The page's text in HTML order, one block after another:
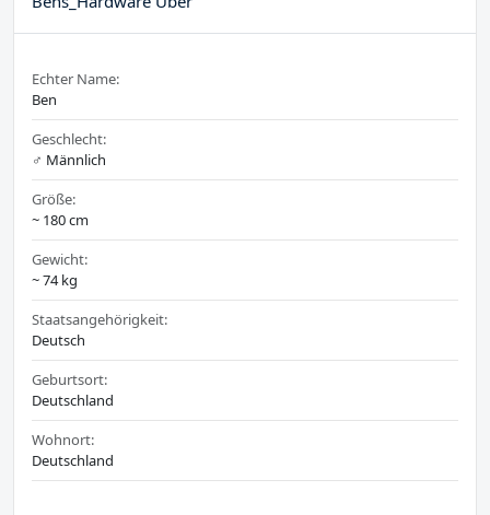
Echter Name:
Ben
Geschlecht:
♂️ Männlich
Größe:
~ 180 cm
Gewicht:
~ 74 kg
Staatsangehörigkeit:
Deutsch
Geburtsort:
Deutschland
Wohnort:
Deutschland